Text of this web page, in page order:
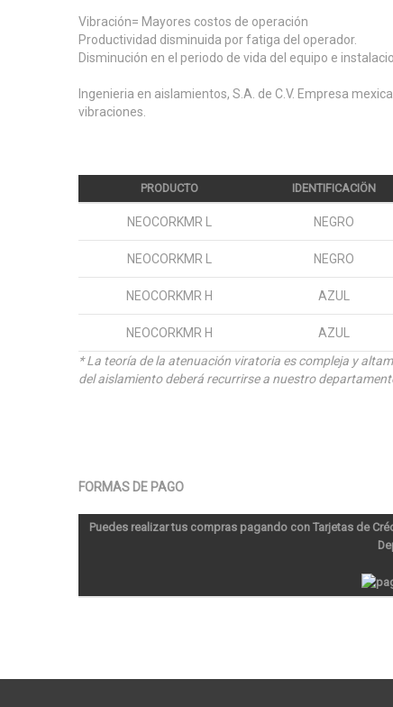
Vibración= Mayores costos de operación
Productividad disminuida por fatiga del operador.
Disminución en el periodo de vida del equipo e
Ingenieria en aislamientos, S.A. de C.V. Empresa
vibraciones.
PRODUCTO IDENTIFICACIÖN
NEOCORKMR L NEGRO
NEOCORKMR L NEGRO
NEOCORKMR H AZUL
NEOCORKMR H AZUL
* La teoría de la atenuación viratoria es compleja y
del aislamiento deberá recurrirse a nuestro
FORMAS DE PAGO
Puedes realizar tus compras pagando con Tarjetas de